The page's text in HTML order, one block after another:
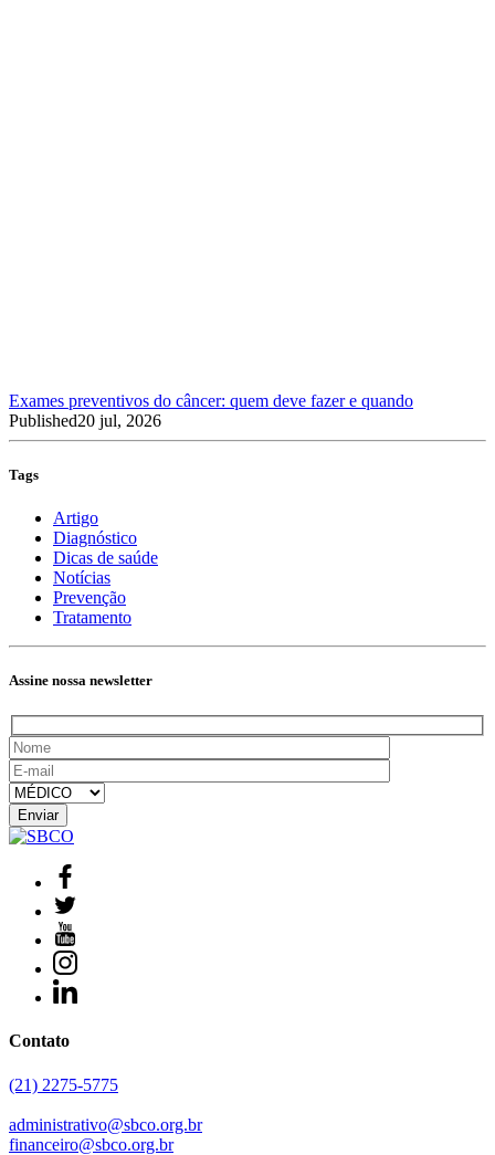
Exames preventivos do câncer: quem deve fazer e quando
Published20 jul, 2026
Tags
Artigo
Diagnóstico
Dicas de saúde
Notícias
Prevenção
Tratamento
Assine nossa newsletter
Contato
(21) 2275-5775
administrativo@sbco.org.br
financeiro@sbco.org.br